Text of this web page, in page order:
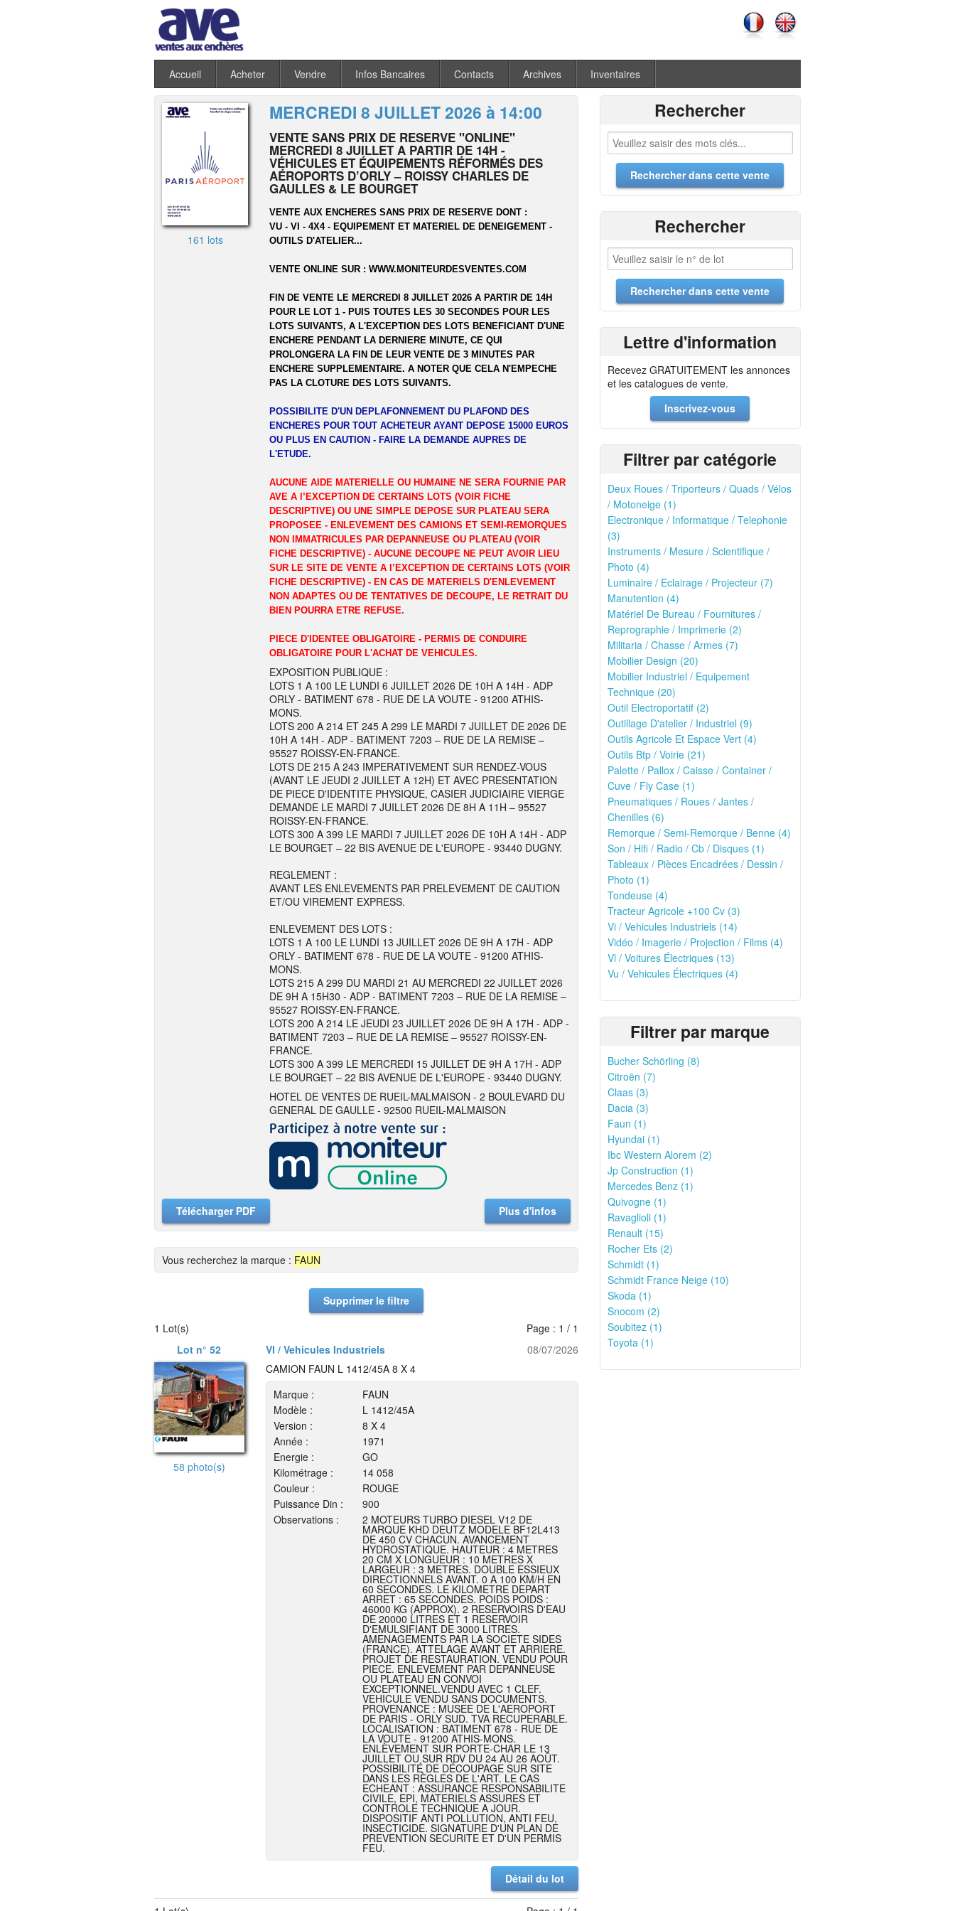
Accueil Acheter Vendre Infos Bancaires Contacts Archives Inventaires
161 lots
MERCREDI 8 JUILLET 2026 à 14:00
VENTE SANS PRIX DE RESERVE "ONLINE"
MERCREDI 8 JUILLET A PARTIR DE 14H -
VÉHICULES ET ÉQUIPEMENTS RÉFORMÉS DES
AÉROPORTS D’ORLY – ROISSY CHARLES DE
GAULLES & LE BOURGET
VENTE AUX ENCHERES SANS PRIX DE RESERVE DONT :
VU - VI - 4X4 - EQUIPEMENT ET MATERIEL DE DENEIGEMENT -
OUTILS D'ATELIER...
VENTE ONLINE SUR :WWW.MONITEURDESVENTES.COM
FIN DE VENTE LE MERCREDI 8 JUILLET 2026 A PARTIR DE 14H
POUR LE LOT 1 - PUIS TOUTES LES 30 SECONDES POUR LES
LOTS SUIVANTS, A L'EXCEPTION DES LOTS BENEFICIANT D'UNE
ENCHERE PENDANT LA DERNIERE MINUTE, CE QUI
PROLONGERA LA FIN DE LEUR VENTE DE 3 MINUTES PAR
ENCHERE SUPPLEMENTAIRE. A NOTER QUE CELA N'EMPECHE
PAS LA CLOTURE DES LOTS SUIVANTS.
POSSIBILITE D'UN DEPLAFONNEMENT DU PLAFOND DES
ENCHERES POUR TOUT ACHETEUR AYANT DEPOSE 15000 EUROS
OU PLUS EN CAUTION - FAIRE LA DEMANDE AUPRES DE
L'ETUDE.
AUCUNE AIDE MATERIELLE OU HUMAINE NE SERA FOURNIE PAR
AVE A l’EXCEPTION DE CERTAINS LOTS (VOIR FICHE
DESCRIPTIVE) OU UNE SIMPLE DEPOSE SUR PLATEAU SERA
PROPOSEE - ENLEVEMENT DES CAMIONS ET SEMI-REMORQUES
NON IMMATRICULES PAR DEPANNEUSE OU PLATEAU (VOIR
FICHE DESCRIPTIVE) - AUCUNE DECOUPE NE PEUT AVOIR LIEU
SUR LE SITE DE VENTE A l’EXCEPTION DE CERTAINS LOTS (VOIR
FICHE DESCRIPTIVE) - EN CAS DE MATERIELS D'ENLEVEMENT
NON ADAPTES OU DE TENTATIVES DE DECOUPE, LE RETRAIT DU
BIEN POURRA ETRE REFUSE.
PIECE D'IDENTEE OBLIGATOIRE - PERMIS DE CONDUIRE
OBLIGATOIRE POUR L'ACHAT DE VEHICULES.
EXPOSITION PUBLIQUE :
LOTS 1 A 100 LE LUNDI 6 JUILLET 2026 DE 10H A 14H - ADP
ORLY - BATIMENT 678 - RUE DE LA VOUTE - 91200 ATHIS-
MONS.
LOTS 200 A 214 ET 245 A 299 LE MARDI 7 JUILLET DE 2026 DE
10H A 14H - ADP - BATIMENT 7203 – RUE DE LA REMISE –
95527 ROISSY-EN-FRANCE.
LOTS DE 215 A 243 IMPERATIVEMENT SUR RENDEZ-VOUS
(AVANT LE JEUDI 2 JUILLET A 12H) ET AVEC PRESENTATION
DE PIECE D'IDENTITE PHYSIQUE, CASIER JUDICIAIRE VIERGE
DEMANDE LE MARDI 7 JUILLET 2026 DE 8H A 11H – 95527
ROISSY-EN-FRANCE.
LOTS 300 A 399 LE MARDI 7 JUILLET 2026 DE 10H A 14H - ADP
LE BOURGET – 22 BIS AVENUE DE L'EUROPE - 93440 DUGNY.
REGLEMENT :
AVANT LES ENLEVEMENTS PAR PRELEVEMENT DE CAUTION
ET/OU VIREMENT EXPRESS.
ENLEVEMENT DES LOTS :
LOTS 1 A 100 LE LUNDI 13 JUILLET 2026 DE 9H A 17H - ADP
ORLY - BATIMENT 678 - RUE DE LA VOUTE - 91200 ATHIS-
MONS.
LOTS 215 A 299 DU MARDI 21 AU MERCREDI 22 JUILLET 2026
DE 9H A 15H30 - ADP - BATIMENT 7203 – RUE DE LA REMISE –
95527 ROISSY-EN-FRANCE.
LOTS 200 A 214 LE JEUDI 23 JUILLET 2026 DE 9H A 17H - ADP -
BATIMENT 7203 – RUE DE LA REMISE – 95527 ROISSY-EN-
FRANCE.
LOTS 300 A 399 LE MERCREDI 15 JUILLET DE 9H A 17H - ADP
LE BOURGET – 22 BIS AVENUE DE L'EUROPE - 93440 DUGNY.
HOTEL DE VENTES DE RUEIL-MALMAISON - 2 BOULEVARD DU
GENERAL DE GAULLE - 92500 RUEIL-MALMAISON
Télécharger PDF Plus d'infos
Vous recherchez la marque : FAUN
Supprimer le filtre
1 Lot(s)
Page : 1 / 1
Lot n° 52
VI / Vehicules Industriels 08/07/2026
58 photo(s)
CAMION FAUN L 1412/45A 8 X 4
Marque :
FAUN
Modèle :
L 1412/45A
Version :
8 X 4
Année :
1971
Energie :
GO
Kilométrage :
14 058
Couleur :
ROUGE
Puissance Din :
900
Observations :
2 MOTEURS TURBO DIESEL V12 DE
MARQUE KHD DEUTZ MODELE BF12L413
DE 450 CV CHACUN. AVANCEMENT
HYDROSTATIQUE. HAUTEUR : 4 METRES
20 CM X LONGUEUR : 10 METRES X
LARGEUR : 3 METRES. DOUBLE ESSIEUX
DIRECTIONNELS AVANT. 0 A 100 KM/H EN
60 SECONDES. LE KILOMETRE DEPART
ARRET : 65 SECONDES. POIDS POIDS :
46000 KG (APPROX). 2 RESERVOIRS D'EAU
DE 20000 LITRES ET 1 RESERVOIR
D'EMULSIFIANT DE 3000 LITRES.
AMENAGEMENTS PAR LA SOCIETE SIDES
(FRANCE). ATTELAGE AVANT ET ARRIERE.
PROJET DE RESTAURATION. VENDU POUR
PIECE. ENLEVEMENT PAR DEPANNEUSE
OU PLATEAU EN CONVOI
EXCEPTIONNEL.VENDU AVEC 1 CLEF.
VEHICULE VENDU SANS DOCUMENTS.
PROVENANCE : MUSEE DE L'AEROPORT
DE PARIS - ORLY SUD. TVA RECUPERABLE.
LOCALISATION : BATIMENT 678 - RUE DE
LA VOUTE - 91200 ATHIS-MONS.
ENLÈVEMENT SUR PORTE-CHAR LE 13
JUILLET OU SUR RDV DU 24 AU 26 AOÛT.
POSSIBILITÉ DE DÉCOUPAGE SUR SITE
DANS LES RÈGLES DE L'ART. LE CAS
ECHEANT : ASSURANCE RESPONSABILITE
CIVILE, EPI, MATERIELS ASSURES ET
CONTROLE TECHNIQUE A JOUR.
DISPOSITIF ANTI POLLUTION, ANTI FEU,
INSECTICIDE. SIGNATURE D'UN PLAN DE
PREVENTION SECURITE ET D'UN PERMIS
FEU.
Détail du lot
Rechercher
Rechercher
Lettre d'information
Recevez GRATUITEMENT les annonces
et les catalogues de vente.
Inscrivez-vous
Filtrer par catégorie
Deux Roues / Triporteurs / Quads / Vélos
/ Motoneige (1)
Electronique / Informatique / Telephonie
(3)
Instruments / Mesure / Scientifique /
Photo (4)
Luminaire / Eclairage / Projecteur (7)
Manutention (4)
Matériel De Bureau / Fournitures /
Reprographie / Imprimerie (2)
Militaria / Chasse / Armes (7)
Mobilier Design (20)
Mobilier Industriel / Equipement
Technique (20)
Outil Electroportatif (2)
Outillage D'atelier / Industriel (9)
Outils Agricole Et Espace Vert (4)
Outils Btp / Voirie (21)
Palette / Pallox / Caisse / Container /
Cuve / Fly Case (1)
Pneumatiques / Roues / Jantes /
Chenilles (6)
Remorque / Semi-Remorque / Benne (4)
Son / Hifi / Radio / Cb / Disques (1)
Tableaux / Pièces Encadrées / Dessin /
Photo (1)
Tondeuse (4)
Tracteur Agricole +100 Cv (3)
Vi / Vehicules Industriels (14)
Vidéo / Imagerie / Projection / Films (4)
Vl / Voitures Électriques (13)
Vu / Vehicules Électriques (4)
Filtrer par marque
Bucher Schörling (8)
Citroën (7)
Claas (3)
Dacia (3)
Faun (1)
Hyundai (1)
Ibc Western Alorem (2)
Jp Construction (1)
Mercedes Benz (1)
Quivogne (1)
Ravaglioli (1)
Renault (15)
Rocher Ets (2)
Schmidt (1)
Schmidt France Neige (10)
Skoda (1)
Snocom (2)
Soubitez (1)
Toyota (1)